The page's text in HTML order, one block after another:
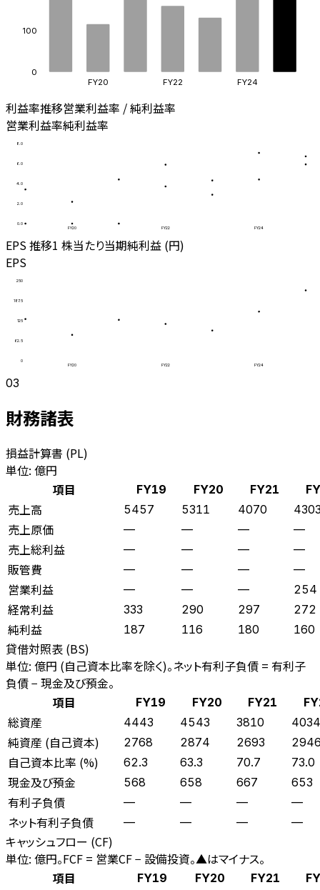
0
100
FY20 FY22 FY24
利益率推移営業利益率 / 純利益率
営業利益率純利益率
0.0
2.0
4.0
6.0
8.0
FY20 FY22 FY24
EPS 推移1 株当たり当期純利益 (円)
EPS
0
62.5
125
187.5
250
FY20 FY22 FY24
03
財務諸表
損益計算書 (PL)
単位: 億円
項目
FY19 FY20 FY21
売上高 5457 5311 4070
売上原価 — — — —
売上総利益 — — — —
販管費 — — — —
営業利益 — — — 254
経常利益 333 290 297 272
純利益 187 116 180 160
貸借対照表 (BS)
単位: 億円 (自己資本比率を除く)。ネット有利子負債 = 有利子
負債 − 現金及び預金。
項目
FY19 FY20 FY21
総資産 4443 4543 3810 4034
純資産 (自己資本) 2768 2874 2693
自己資本比率 (%) 62.3 63.3 70.7 73.0
現金及び預金 568 658 667 653
有利子負債 — — — —
ネット有利子負債 — — — —
キャッシュフロー (CF)
単位: 億円。FCF = 営業CF − 設備投資。▲はマイナス。
項目
FY19 FY20 FY21